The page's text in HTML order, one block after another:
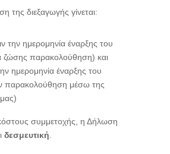
της διεξαγωγής γίνεται:
την ημερομηνία έναρξης του
ζώσης παρακολούθηση) και
ημερομηνία έναρξης του
παρακολούθηση μέσω της
συμμετοχής, η Δήλωση
δεσμευτική